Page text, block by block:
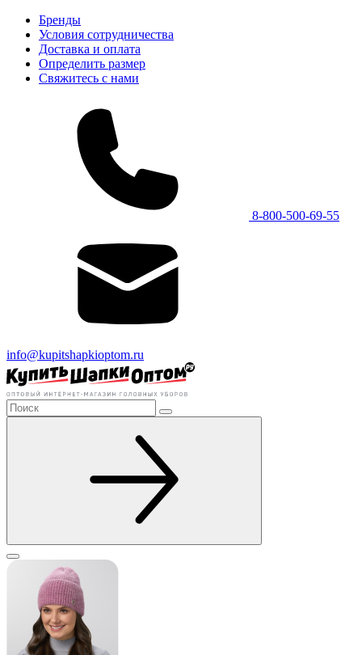
Бренды
Условия сотрудничества
Доставка и оплата
Определить размер
Свяжитесь с нами
8-800-500-69-55
info@kupitshapkioptom.ru